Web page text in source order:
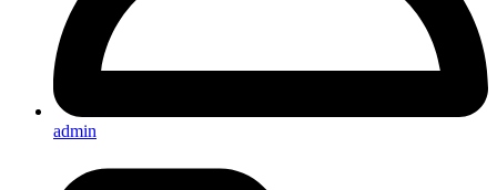
admin